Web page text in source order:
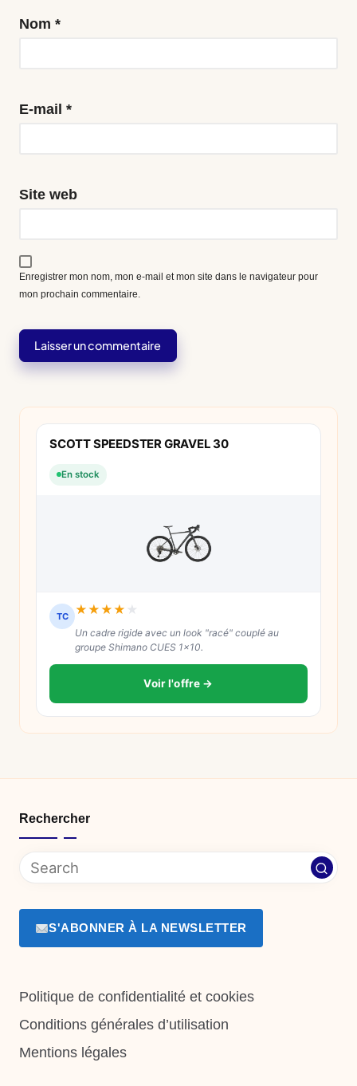
Nom *
E-mail *
Site web
Enregistrer mon nom, mon e-mail et mon site dans le navigateur pour
mon prochain commentaire.
SCOTT SPEEDSTER GRAVEL 30
En stock
TC ★★★★ ★
Un cadre rigide avec un look "racé" couplé au
groupe Shimano CUES 1x10.
Voir l'offre →
Rechercher
S'ABONNER À LA NEWSLETTER
Politique de confidentialité et cookies
Conditions générales d’utilisation
Mentions légales